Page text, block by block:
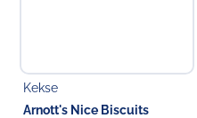
Kekse
Arnott's Nice Biscuits